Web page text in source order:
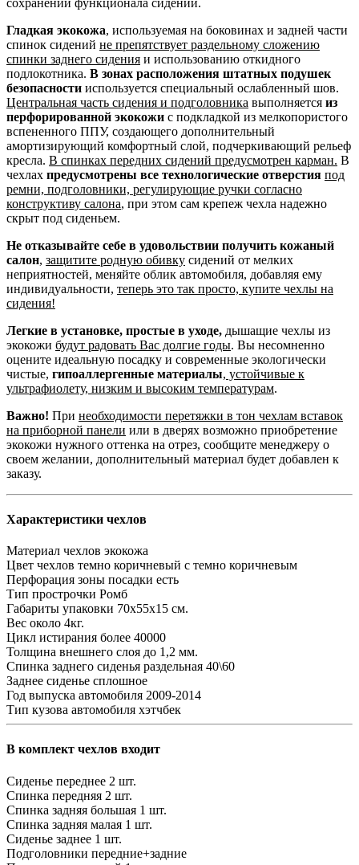
Гладкая экокожа, используемая на боковинах и задней части
спинок сидений не препятствует раздельному сложению
спинки заднего сидения и использованию откидного
подлокотника. В зонах расположения штатных подушек
безопасности используется специальный ослабленный шов.
Центральная часть сидения и подголовника выполняется из
перфорированной экокожи с подкладкой из мелкопористого
вспененного ППУ, создающего дополнительный
амортизирующий комфортный слой, подчеркивающий рельеф
кресла. В спинках передних сидений предусмотрен карман. В
чехлах предусмотрены все технологические отверстия под
ремни, подголовники, регулирующие ручки согласно
конструктиву салона, при этом сам крепеж чехла надежно
скрыт под сиденьем.
Не отказывайте себе в удовольствии получить кожаный
салон, защитите родную обивку сидений от мелких
неприятностей, меняйте облик автомобиля, добавляя ему
индивидуальности, теперь это так просто, купите чехлы на
сидения!
Легкие в установке, простые в уходе, дышащие чехлы из
экокожи будут радовать Вас долгие годы. Вы несомненно
оцените идеальную посадку и современные экологически
чистые, гипоаллергенные материалы, устойчивые к
ультрафиолету, низким и высоким температурам.
Важно! При необходимости перетяжки в тон чехлам вставок
на приборной панели или в дверях возможно приобретение
экокожи нужного оттенка на отрез, сообщите менеджеру о
своем желании, дополнительный материал будет добавлен к
заказу.
Характеристики чехлов
Материал чехлов экокожа
Цвет чехлов темно коричневый с темно коричневым
Перфорация зоны посадки есть
Тип прострочки Ромб
Габариты упаковки 70х55х15 см.
Вес около 4кг.
Цикл истирания более 40000
Толщина внешнего слоя до 1,2 мм.
Спинка заднего сиденья раздельная 40\60
Заднее сиденье сплошное
Год выпуска автомобиля 2009-2014
Тип кузова автомобиля хэтчбек
В комплект чехлов входит
Сиденье переднее 2 шт.
Спинка передняя 2 шт.
Спинка задняя большая 1 шт.
Спинка задняя малая 1 шт.
Сиденье заднее 1 шт.
Подголовники передние+задние